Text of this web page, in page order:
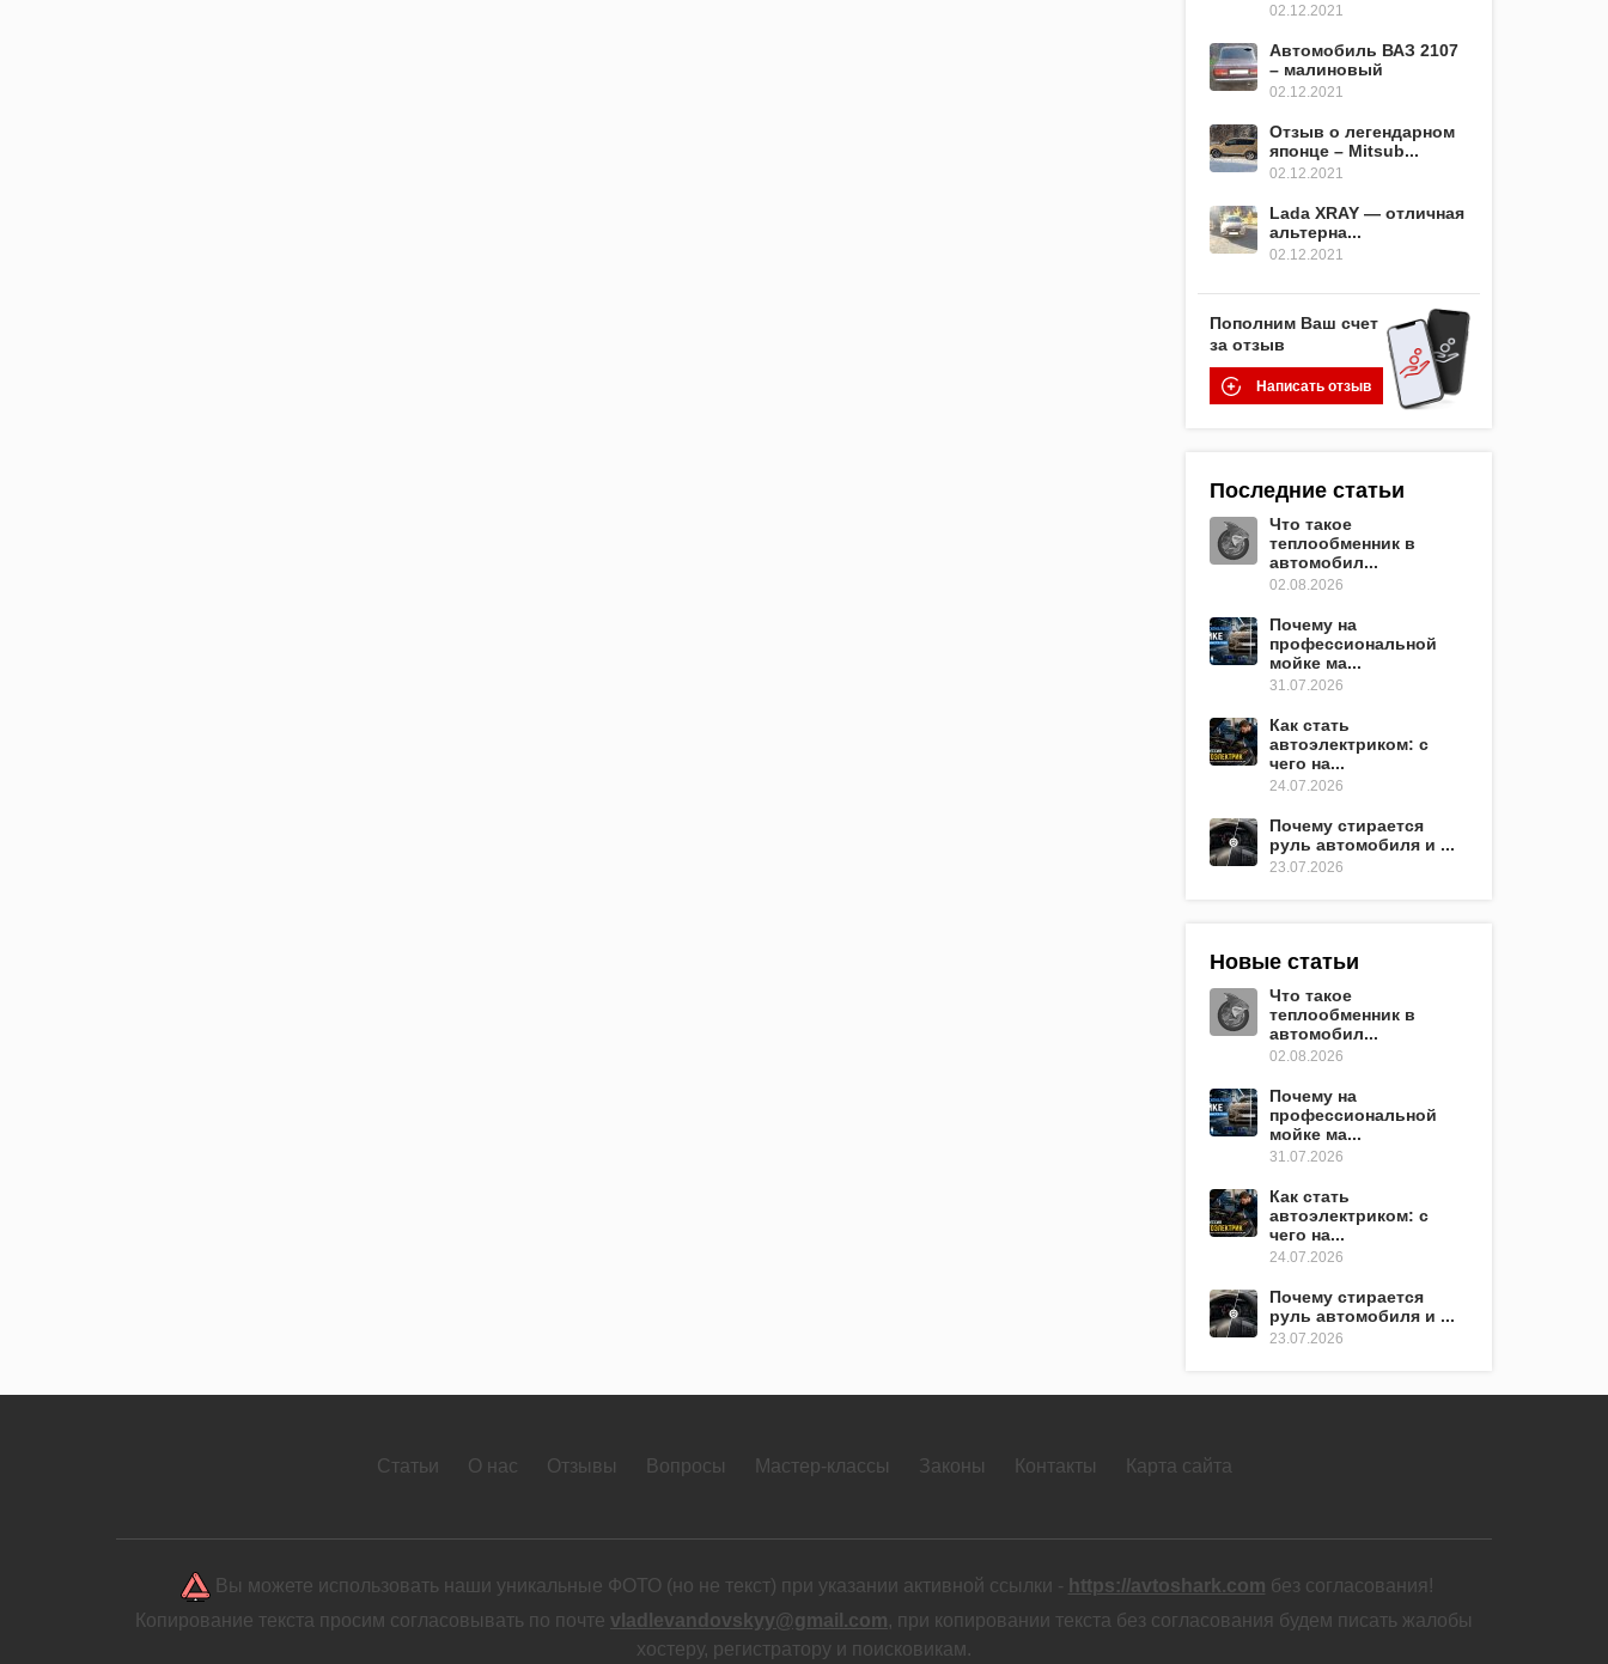
02.12.2021
Автомобиль ВАЗ 2107
– малиновый
02.12.2021
Отзыв о легендарном
японце – Mitsub...
02.12.2021
Lada XRAY — отличная
альтерна...
02.12.2021
Пополним Ваш счет
за отзыв
Написать отзыв
Последние статьи
Что такое
теплообменник в
автомобил...
02.08.2026
Почему на
профессиональной
мойке ма...
31.07.2026
Как стать
автоэлектриком: с
чего на...
24.07.2026
Почему стирается
руль автомобиля и ...
23.07.2026
Новые статьи
Что такое
теплообменник в
автомобил...
02.08.2026
Почему на
профессиональной
мойке ма...
31.07.2026
Как стать
автоэлектриком: с
чего на...
24.07.2026
Почему стирается
руль автомобиля и ...
23.07.2026
Статьи О нас Отзывы Вопросы Мастер-классы Законы Контакты Карта сайта
Вы можете использовать наши уникальные ФОТО (но не текст) при указании активной ссылки - https://avtoshark.com без согласования!
Копирование текста просим согласовывать по почте vladlevandovskyy@gmail.com, при копировании текста без согласования будем писать жалобы
хостеру, регистратору и поисковикам.